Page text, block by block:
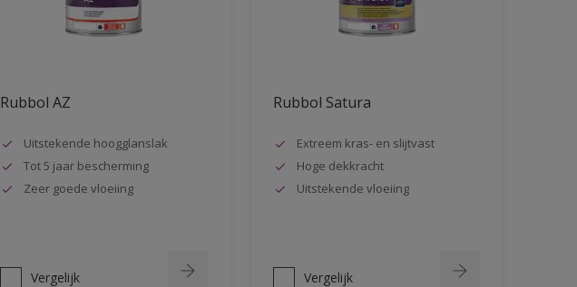
Rubbol AZ
Uitstekende hoogglanslak
Tot 5 jaar bescherming
Zeer goede vloeiing
Vergelijk
Rubbol Satura
Extreem kras- en slijtvast
Hoge dekkracht
Uitstekende vloeiing
Vergelijk